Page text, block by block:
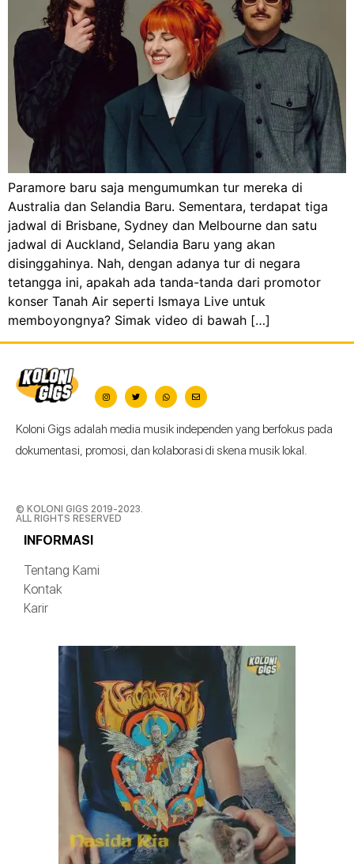
Paramore baru saja mengumumkan tur mereka di
Australia dan Selandia Baru. Sementara, terdapat tiga
jadwal di Brisbane, Sydney dan Melbourne dan satu
jadwal di Auckland, Selandia Baru yang akan
disinggahinya. Nah, dengan adanya tur di negara
tetangga ini, apakah ada tanda-tanda dari promotor
konser Tanah Air seperti Ismaya Live untuk
memboyongnya? Simak video di bawah […]
Koloni Gigs adalah media musik independen yang berfokus pada
dokumentasi, promosi, dan kolaborasi di skena musik lokal.
© KOLONI GIGS 2019-2023.
ALL RIGHTS RESERVED
INFORMASI
Tentang Kami
Kontak
Karir